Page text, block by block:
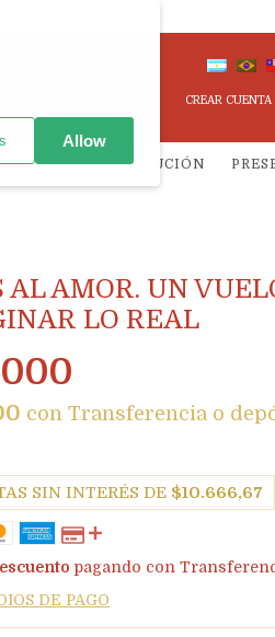
CREAR CUENTA
Y DISTRIBUCIÓN
AL AMOR. UN
LO REAL
con Transferencia o
SIN INTERÉS DE $10.666,67
pagando con
DE PAGO
Allow